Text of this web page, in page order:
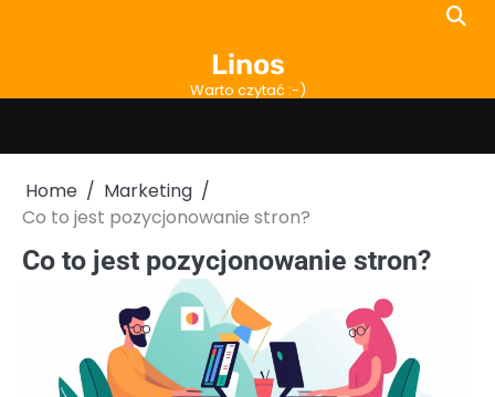
Linos
Warto czytać :-)
Home
Marketing
Co to jest pozycjonowanie stron?
Co to jest pozycjonowanie stron?